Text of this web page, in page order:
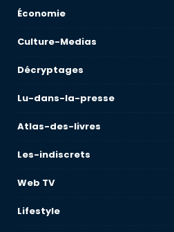
Économie
Culture-Medias
Décryptages
Lu-dans-la-presse
Atlas-des-livres
Les-indiscrets
Web TV
Lifestyle